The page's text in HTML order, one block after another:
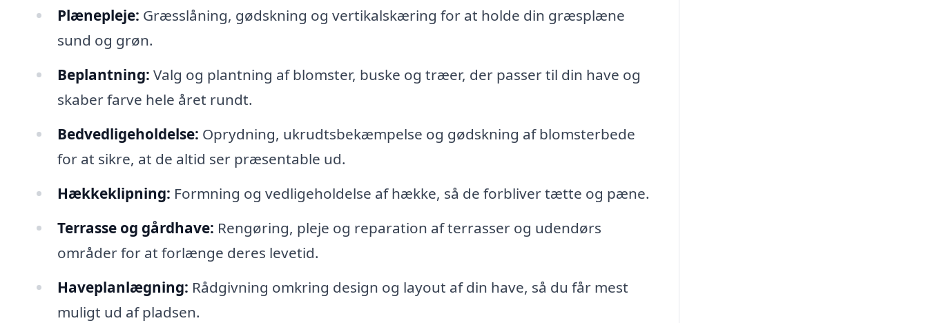
Plænepleje: Græsslåning, gødskning og vertikalskæring for at holde din græsplæne
sund og grøn.
Beplantning: Valg og plantning af blomster, buske og træer, der passer til din have og
skaber farve hele året rundt.
Bedvedligeholdelse: Oprydning, ukrudtsbekæmpelse og gødskning af blomsterbede
for at sikre, at de altid ser præsentable ud.
Hækkeklipning: Formning og vedligeholdelse af hække, så de forbliver tætte og pæne.
Terrasse og gårdhave: Rengøring, pleje og reparation af terrasser og udendørs
områder for at forlænge deres levetid.
Haveplanlægning: Rådgivning omkring design og layout af din have, så du får mest
muligt ud af pladsen.